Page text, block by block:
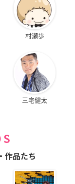
村瀬歩
三宅健太
作品たち